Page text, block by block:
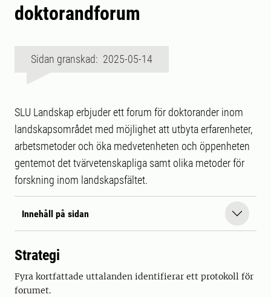
doktorandforum
Sidan granskad: 2025-05-14
SLU Landskap erbjuder ett forum för doktorander inom
landskapsområdet med möjlighet att utbyta erfarenheter,
arbetsmetoder och öka medvetenheten och öppenheten
gentemot det tvärvetenskapliga samt olika metoder för
forskning inom landskapsfältet.
Innehåll på sidan
Strategi
Fyra kortfattade uttalanden identifierar ett protokoll för
forumet.